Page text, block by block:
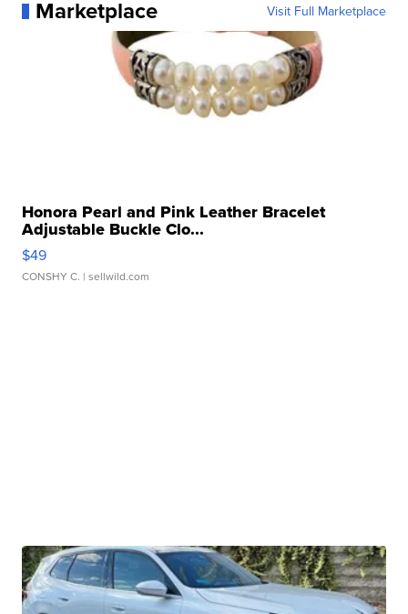
Marketplace Visit Full Marketplace
Honora Pearl and Pink Leather Bracelet
Adjustable Buckle Clo...
$49
CONSHY C. | sellwild.com